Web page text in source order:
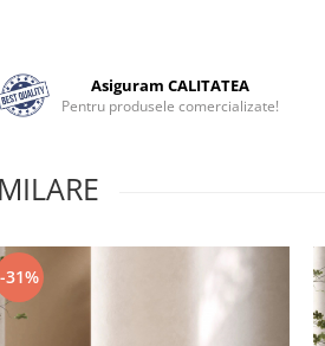
Asiguram CALITATEA
Pentru produsele comercializate!
-31%